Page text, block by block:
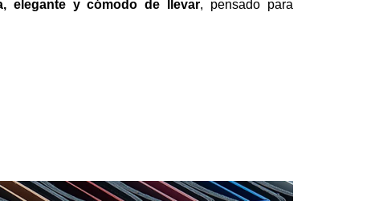
elegante y cómodo de llevar, pensado para